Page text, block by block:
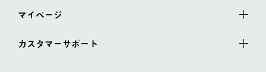
マイページ
カスタマーサポート